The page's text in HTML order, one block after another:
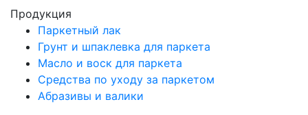
Продукция
Паркетный лак
Грунт и шпаклевка для паркета
Масло и воск для паркета
Средства по уходу за паркетом
Абразивы и валики